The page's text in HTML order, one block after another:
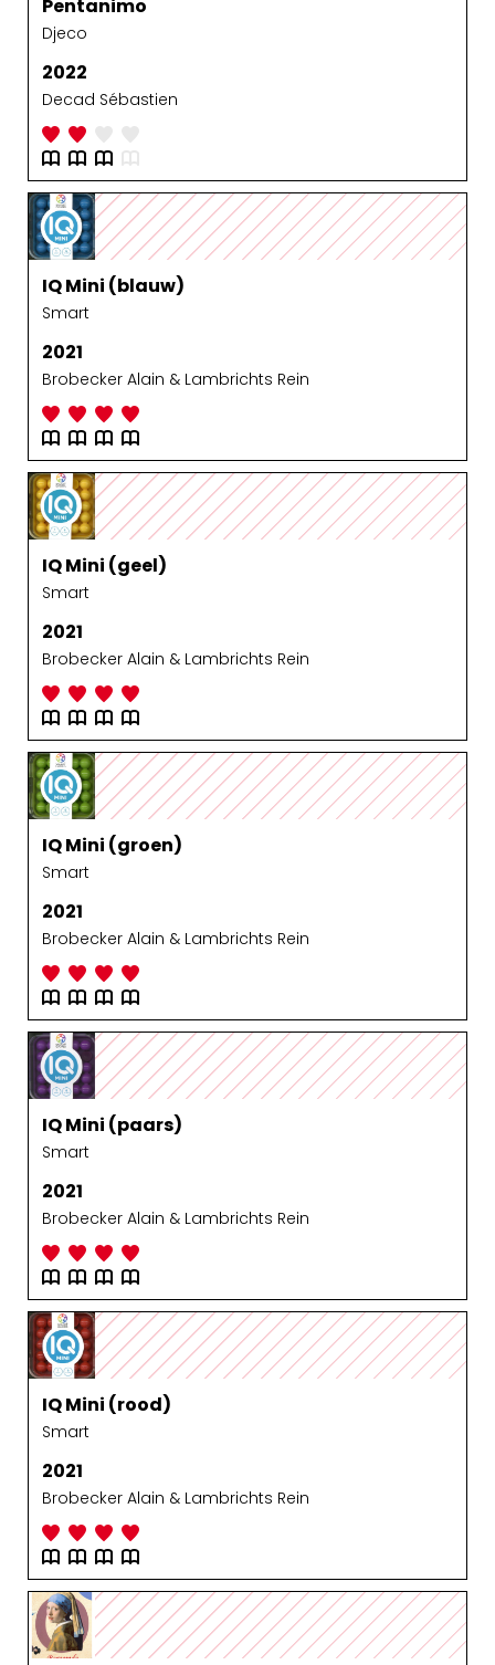
Pentanimo
Djeco
2022
Decad Sébastien
IQ Mini (blauw)
Smart
2021
Brobecker Alain & Lambrichts Rein
IQ Mini (geel)
Smart
2021
Brobecker Alain & Lambrichts Rein
IQ Mini (groen)
Smart
2021
Brobecker Alain & Lambrichts Rein
IQ Mini (paars)
Smart
2021
Brobecker Alain & Lambrichts Rein
IQ Mini (rood)
Smart
2021
Brobecker Alain & Lambrichts Rein